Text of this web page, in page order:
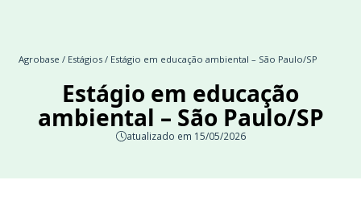
Agrobase / Estágios / Estágio em educação ambiental – São Paulo/SP
Estágio em educação
ambiental – São Paulo/SP
atualizado em 15/05/2026